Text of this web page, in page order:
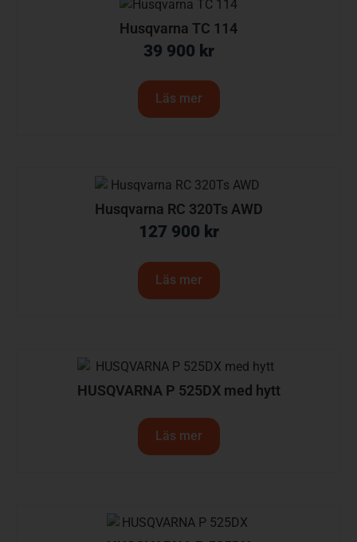
Husqvarna TC 114
39 900 kr
Läs mer
Husqvarna RC 320Ts AWD
127 900 kr
Läs mer
HUSQVARNA P 525DX med hytt
Läs mer